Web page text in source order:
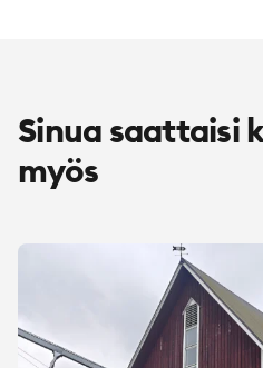
Sinua saattaisi
myös